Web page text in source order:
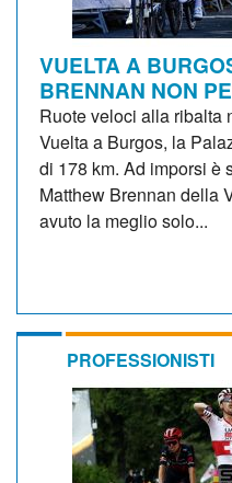
VUELTA A
BRENNAN NON
Ruote veloci alla ribalta
Vuelta a Burgos, la
di 178 km. Ad imporsi è
Matthew Brennan della
avuto la meglio solo...
PROFESSIONISTI